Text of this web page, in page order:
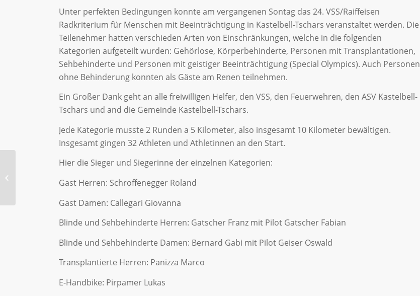
Unter perfekten Bedingungen konnte am vergangenen Sontag das 24. VSS/Raiffeisen
Radkriterium für Menschen mit Beeinträchtigung in Kastelbell-Tschars veranstaltet werden. Die
Teilenehmer hatten verschieden Arten von Einschränkungen, welche in die folgenden
Kategorien aufgeteilt wurden: Gehörlose, Körperbehinderte, Personen mit Transplantationen,
Sehbehinderte und Personen mit geistiger Beeinträchtigung (Special Olympics). Auch Personen
ohne Behinderung konnten als Gäste am Renen teilnehmen.
Ein Großer Dank geht an alle freiwilligen Helfer, den VSS, den Feuerwehren, den ASV Kastelbell-
Tschars und and die Gemeinde Kastelbell-Tschars.
Jede Kategorie musste 2 Runden a 5 Kilometer, also insgesamt 10 Kilometer bewältigen.
Insgesamt gingen 32 Athleten und Athletinnen an den Start.
Hier die Sieger und Siegerinne der einzelnen Kategorien:
Gast Herren: Schroffenegger Roland
Gast Damen: Callegari Giovanna
Blinde und Sehbehinderte Herren: Gatscher Franz mit Pilot Gatscher Fabian
Blinde und Sehbehinderte Damen: Bernard Gabi mit Pilot Geiser Oswald
Transplantierte Herren: Panizza Marco
E-Handbike: Pirpamer Lukas
Verdienstmedaillen